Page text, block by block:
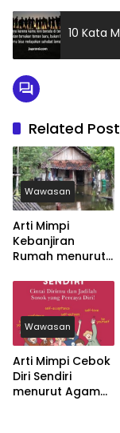
10 Kata
Related
Wawasan
Arti Mimpi
Kebanjiran
Rumah menurut
dan Primbon
Jawa
Wawasan
Arti Mimpi Cebok
Diri Sendiri
menurut Agama,